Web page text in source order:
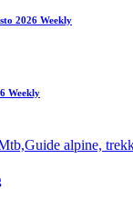
2026 Weekly
Weekly